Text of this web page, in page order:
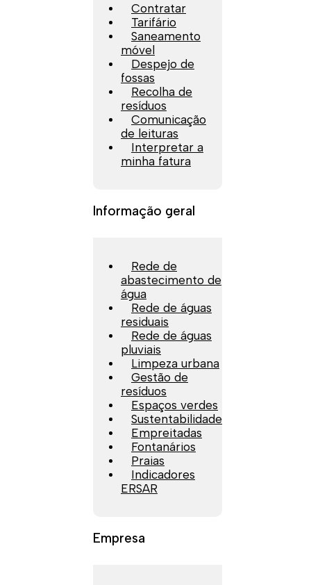
Contratar
Tarifário
Saneamento
móvel
Despejo de
fossas
Recolha de
resíduos
Comunicação
de leituras
Interpretar a
minha fatura
Informação geral
Rede de
abastecimento de
água
Rede de águas
residuais
Rede de águas
pluviais
Limpeza urbana
Gestão de
resíduos
Espaços verdes
Sustentabilidade
Empreitadas
Fontanários
Praias
Indicadores
ERSAR
Empresa